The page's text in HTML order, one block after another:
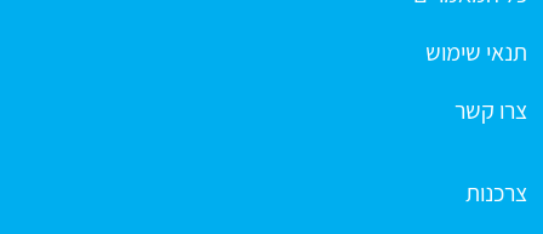
תנאי שימוש
צרו קשר
צרכנות